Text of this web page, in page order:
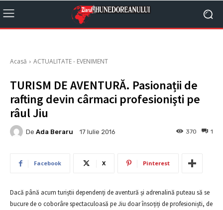
Acasă ACTUALITATE - EVENIMENT
TURISM DE AVENTURĂ. Pasionații de
rafting devin cârmaci profesionişti pe
râul Jiu
De Ada Beraru 17 Iulie 2016 1
370
Facebook X Pinterest
Dacă până acum turiștii dependenți de aventură și adrenalină puteau să se
bucure de o coborâre spectaculoasă pe Jiu doar însoțiți de profesioniști, de